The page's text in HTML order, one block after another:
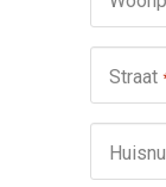
Straat